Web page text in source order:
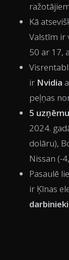
Kā
Valstīm ir
50 ar 17,
ir Nvidia
peļņas
5
2024.
dolāru),
Nissan (-
Pasaulē
ir Ķīnas